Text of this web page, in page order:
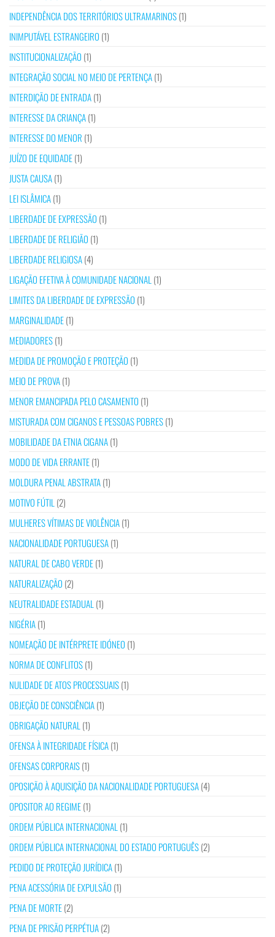
INDEPENDÊNCIA DOS TERRITÓRIOS ULTRAMARINOS(1)
INIMPUTÁVEL ESTRANGEIRO (1)
INSTITUCIONALIZAÇÃO (1)
INTEGRAÇÃO SOCIAL NO MEIO DE PERTENÇA(1)
INTERDIÇÃO DE ENTRADA(1)
INTERESSE DA CRIANÇA(1)
INTERESSE DO MENOR (1)
JUÍZO DE EQUIDADE(1)
JUSTA CAUSA(1)
LEI ISLÂMICA(1)
LIBERDADE DE EXPRESSÃO (1)
LIBERDADE DE RELIGIÃO (1)
LIBERDADE RELIGIOSA(4)
LIGAÇÃO EFETIVA À COMUNIDADE NACIONAL (1)
LIMITES DA LIBERDADE DE EXPRESSÃO (1)
MARGINALIDADE(1)
MEDIADORES(1)
MEDIDA DE PROMOÇÃO E PROTEÇÃO (1)
MEIO DE PROVA(1)
MENOR EMANCIPADA PELO CASAMENTO (1)
MISTURADA COM CIGANOS E PESSOAS POBRES(1)
MOBILIDADE DA ETNIA CIGANA(1)
MODO DE VIDA ERRANTE(1)
MOLDURA PENAL ABSTRATA(1)
MOTIVO FÚTIL (2)
MULHERES VÍTIMAS DE VIOLÊNCIA(1)
NACIONALIDADE PORTUGUESA(1)
NATURAL DE CABO VERDE(1)
NATURALIZAÇÃO (2)
NEUTRALIDADE ESTADUAL (1)
NIGÉRIA(1)
NOMEAÇÃO DE INTÉRPRETE IDÓNEO (1)
NORMA DE CONFLITOS(1)
NULIDADE DE ATOS PROCESSUAIS(1)
OBJEÇÃO DE CONSCIÊNCIA(1)
OBRIGAÇÃO NATURAL (1)
OFENSA À INTEGRIDADE FÍSICA(1)
OFENSAS CORPORAIS(1)
OPOSIÇÃO À AQUISIÇÃO DA NACIONALIDADE PORTUGUESA(4)
OPOSITOR AO REGIME(1)
ORDEM PÚBLICA INTERNACIONAL (1)
ORDEM PÚBLICA INTERNACIONAL DO ESTADO PORTUGUÊS(2)
PEDIDO DE PROTEÇÃO JURÍDICA(1)
PENA ACESSÓRIA DE EXPULSÃO (1)
PENA DE MORTE(2)
PENA DE PRISÃO PERPÉTUA(2)